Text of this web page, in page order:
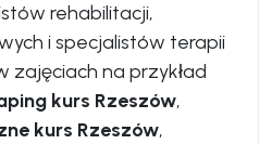
rehabilitacji,
i specjalistów terapii
zajęciach na przykład
kurs Rzeszów,
kurs Rzeszów,